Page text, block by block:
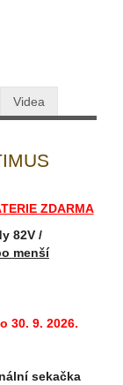
Videa
ZDARMA
82V /
menší
30. 9. 2026.
sekačka